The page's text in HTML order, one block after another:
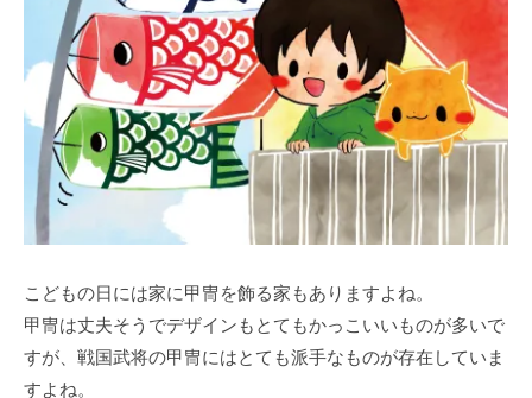
こどもの⽇には家に甲冑を飾る家もありますよね。
甲冑は丈夫そうでデザインもとてもかっこいいものが多いで
すが、戦国武将の甲冑にはとても派⼿なものが存在していま
すよね。